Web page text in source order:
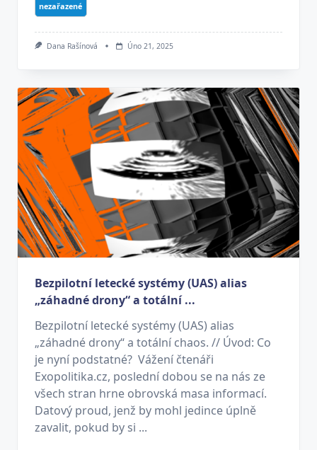
nezařazené
Dana Rašínová Úno 21, 2025
Bezpilotní letecké systémy (UAS) alias
„záhadné drony“ a totální ...
Bezpilotní letecké systémy (UAS) alias
„záhadné drony“ a totální chaos. // Úvod: Co
je nyní podstatné? Vážení čtenáři
Exopolitika.cz, poslední dobou se na nás ze
všech stran hrne obrovská masa informací.
Datový proud, jenž by mohl jedince úplně
zavalit, pokud by si ...